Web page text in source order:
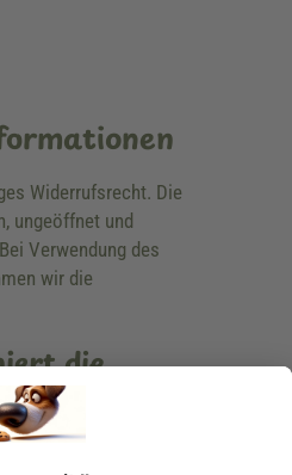
Widerrufsrecht. Die
ungeöffnet und
Verwendung des
wir die
die